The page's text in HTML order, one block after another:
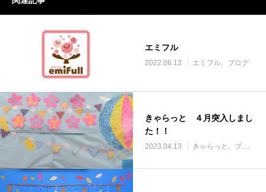
エミフル
2022.06.13 エミフル ブログ
きゃらっと ４月突入しまし
た！！
2023.04.13 きゃらっと ブログ